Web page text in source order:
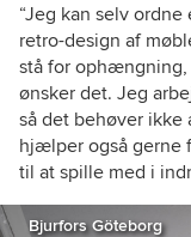
“Jeg kan selv
retro-design af
stå for ophængning,
ønsker det. Jeg
så det behøver ikke
hjælper også gerne
til at spille med i
Bjurfors Göteborg